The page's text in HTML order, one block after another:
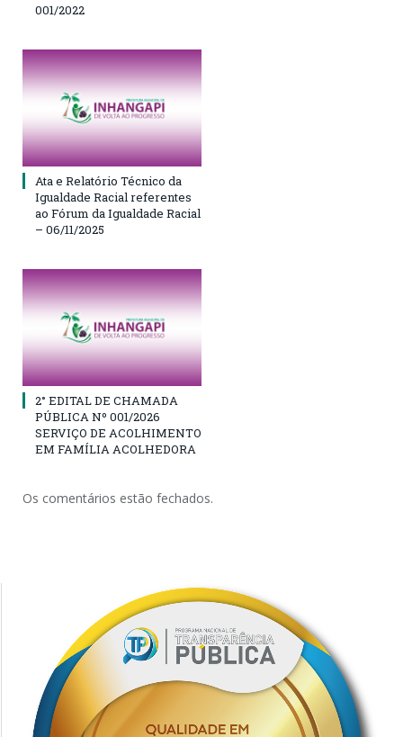
001/2022
Ata e Relatório Técnico da
Igualdade Racial referentes
ao Fórum da Igualdade Racial
– 06/11/2025
2° EDITAL DE CHAMADA
PÚBLICA Nº 001/2026
SERVIÇO DE ACOLHIMENTO
EM FAMÍLIA ACOLHEDORA
Os comentários estão fechados.